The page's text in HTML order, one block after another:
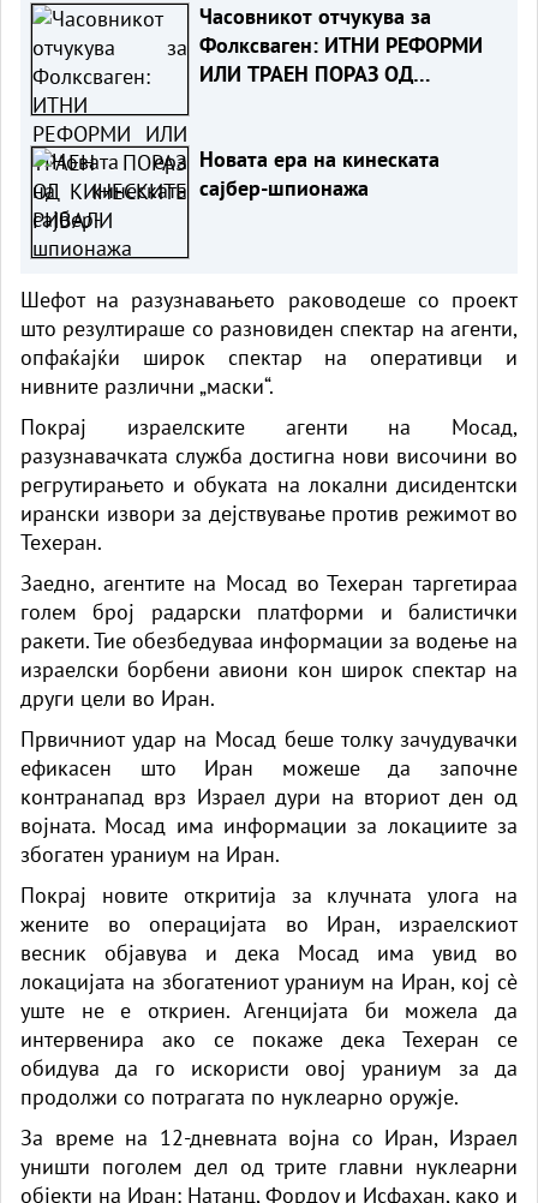
Часовникот отчукува за
Фолксваген: ИТНИ РЕФОРМИ
ИЛИ ТРАЕН ПОРАЗ ОД
Новата ера на кинеската
сајбер-шпионажа
Шефот на разузнавањето раководеше со проект
што резултираше со разновиден спектар на агенти,
опфаќајќи широк спектар на оперативци и
нивните различни „маски“.
Покрај израелските агенти на Мосад,
разузнавачката служба достигна нови височини во
регрутирањето и обуката на локални дисидентски
ирански извори за дејствување против режимот во
Техеран.
Заедно, агентите на Мосад во Техеран таргетираа
голем број радарски платформи и балистички
ракети. Тие обезбедуваа информации за водење на
израелски борбени авиони кон широк спектар на
други цели во Иран.
Првичниот удар на Мосад беше толку зачудувачки
ефикасен што Иран можеше да започне
контранапад врз Израел дури на вториот ден од
војната. Мосад има информации за локациите за
збогатен ураниум на Иран.
Покрај новите откритија за клучната улога на
жените во операцијата во Иран, израелскиот
весник објавува и дека Мосад има увид во
локацијата на збогатениот ураниум на Иран, кој сè
уште не е откриен. Агенцијата би можела да
интервенира ако се покаже дека Техеран се
обидува да го искористи овој ураниум за да
продолжи со потрагата по нуклеарно оружје.
За време на 12-дневната војна со Иран, Израел
уништи поголем дел од трите главни нуклеарни
објекти на Иран: Натанц, Фордоу и Исфахан, како и